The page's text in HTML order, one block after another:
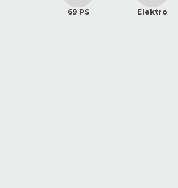
69 PS Elektro